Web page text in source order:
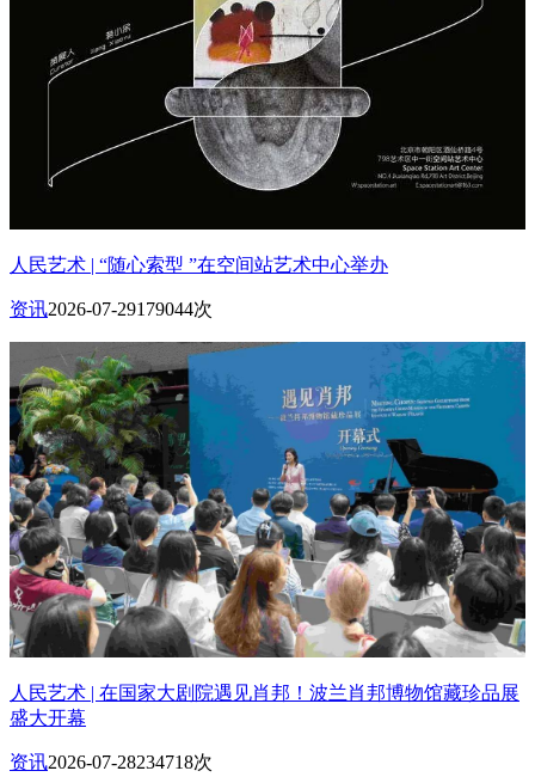
人民艺术 | “随心索型 ”在空间站艺术中心举办
资讯2026-07-29179044次
人民艺术 | 在国家大剧院遇见肖邦！波兰肖邦博物馆藏珍品展
盛大开幕
资讯2026-07-28234718次